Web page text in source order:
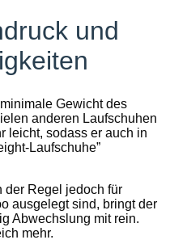
und
Gewicht des
anderen Laufschuhen
leicht, sodass er auch in
Laufschuhe”
der Regel jedoch für
ausgelegt sind, bringt der
Abwechslung mit rein.
mehr.